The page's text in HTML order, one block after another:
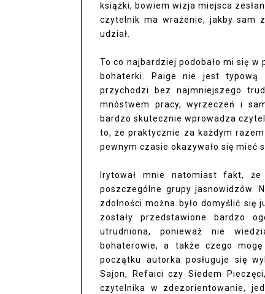
książki, bowiem wizja miejsca
czytelnik ma wrażenie, jakby sam
udział.
To co najbardziej podobało mi się w
bohaterki. Paige nie jest typową
przychodzi bez najmniejszego
mnóstwem pracy, wyrzeczeń i
bardzo skutecznie wprowadza
to, że praktycznie za każdym
pewnym czasie okazywało się mieć
Irytował mnie natomiast fakt,
poszczególne grupy jasnowidzów.
zdolności można było domyślić się
zostały przedstawione bardzo
utrudniona, ponieważ nie
bohaterowie, a także czego
początku autorka posługuje się
Sajon, Refaici czy Siedem
czytelnika w zdezorientowanie,